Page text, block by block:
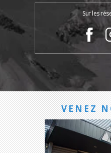
Sur les
VENEZ